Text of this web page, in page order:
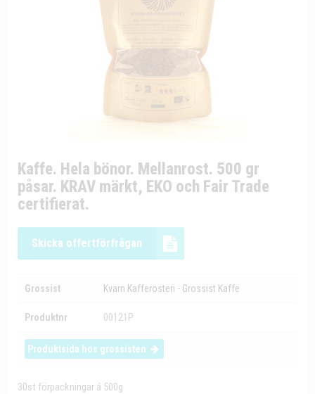
Kaffe. Hela bönor. Mellanrost. 500 gr
påsar. KRAV märkt, EKO och Fair Trade
certifierat.
Skicka offertförfrågan
Grossist Kvarn Kafferosteri - Grossist Kaffe
Produktnr 00121P
Produktsida hos grossisten
30st förpackningar á 500g